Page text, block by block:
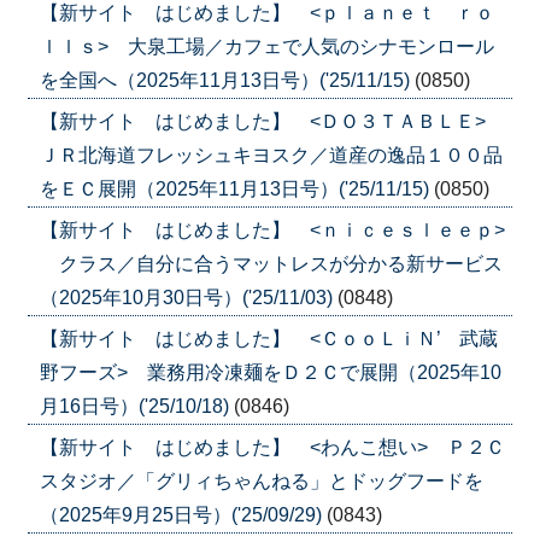
【新サイト はじめました】 <ｐｌａｎｅｔ ｒｏ
ｌｌｓ> 大泉工場／カフェで人気のシナモンロール
を全国へ（2025年11月13日号）('25/11/15) (0850)
【新サイト はじめました】 <ＤＯ３ＴＡＢＬＥ>
ＪＲ北海道フレッシュキヨスク／道産の逸品１００品
をＥＣ展開（2025年11月13日号）('25/11/15) (0850)
【新サイト はじめました】 <ｎｉｃｅｓｌｅｅｐ>
クラス／自分に合うマットレスが分かる新サービス
（2025年10月30日号）('25/11/03) (0848)
【新サイト はじめました】 <ＣｏｏＬｉＮ’ 武蔵
野フーズ> 業務用冷凍麺をＤ２Ｃで展開（2025年10
月16日号）('25/10/18) (0846)
【新サイト はじめました】 <わんこ想い> Ｐ２Ｃ
スタジオ／「グリィちゃんねる」とドッグフードを
（2025年9月25日号）('25/09/29) (0843)